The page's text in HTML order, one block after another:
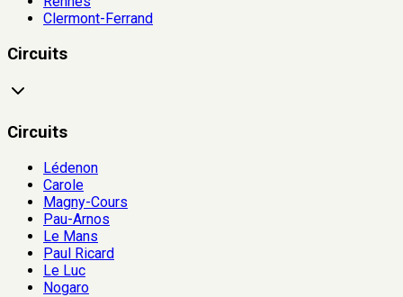
Clermont-Ferrand
Circuits
Circuits
Lédenon
Carole
Magny-Cours
Pau-Arnos
Le Mans
Paul Ricard
Le Luc
Nogaro